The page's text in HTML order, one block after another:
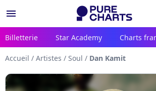
menu
Billetterie Star Academy Charts
Accueil / Artistes / Soul / Dan Kamit